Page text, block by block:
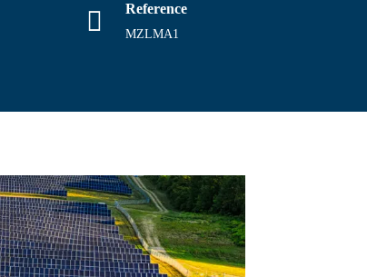
Reference
MZLMA1